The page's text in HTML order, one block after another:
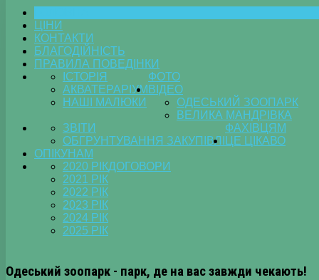
ЦІНИ
КОНТАКТИ
БЛАГОДІЙНІСТЬ
ПРАВИЛА ПОВЕДІНКИ
ФОТО
ІСТОРІЯ
АКВАТЕРАРІУМ
НАШІ МАЛЮКИ
ВІДЕО
ОДЕСЬКИЙ ЗООПАРК
ВЕЛИКА МАНДРІВКА
ФАХІВЦЯМ
ЗВІТИ
ОБГРУНТУВАННЯ ЗАКУПІВЛІ
ЦЕ ЦІКАВО
ОПІКУНАМ
ДОГОВОРИ
2020 РІК
2021 РІК
2022 РІК
2023 РІК
2024 РІК
2025 РІК
Одеський зоопарк - парк, де на вас завжди чекають!